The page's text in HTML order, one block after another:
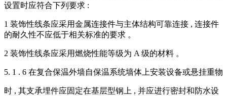
设置时应符合下列要求 :
1 装饰性线条应采用金属连接件与主体结构可靠连接 , 连接件
的耐久性不应低于相关标准的要求 。
2 装饰性线条应采用燃烧性能等级为 A 级的材料 。
5. 1 . 6 在复合保温外墙自保温系统墙体上安装设备或悬挂重物
时 , 其支承埋件应固定在基层型钢上 , 并应进行密封和防水设